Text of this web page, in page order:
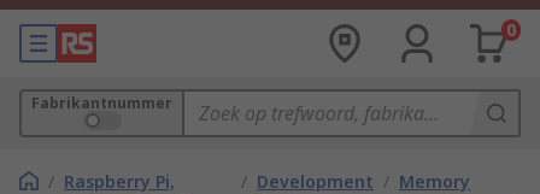
0
Fabrikantnummer
/ Raspberry Pi,
/ Development / Memory